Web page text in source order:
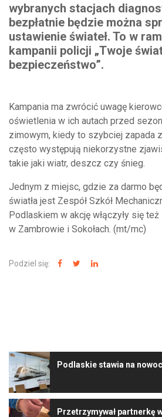
wybranych stacjach
bezpłatnie będzie można
ustawienie świateł. To w
kampanii policji „Twoje
bezpieczeństwo”.
Kampania ma zwrócić uwagę
oświetlenia w ich autach przed
zimowym, kiedy to szybciej zapada
często występują niekorzystne
takie jaki wiatr, deszcz czy śnieg.
Jednym z miejsc, gdzie za darmo
światła jest Zespół Szkół
Podlaskiem w akcję włączyły się
w Zambrowie i Sokołach. (mt/mc)
Podziel się:
Podlaskie stawia na
Przetrzymywał partnerkę